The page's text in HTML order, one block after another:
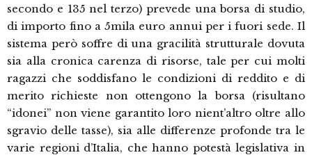
secondo e 135 nel terzo) prevede una borsa di studio,
di importo fino a 5mila euro annui per i fuori sede. Il
sistema però soffre di una gracilità strutturale dovuta
sia alla cronica carenza di risorse, tale per cui molti
ragazzi che soddisfano le condizioni di reddito e di
merito richieste non ottengono la borsa (risultano
“idonei” non viene garantito loro nient’altro oltre allo
sgravio delle tasse), sia alle differenze profonde tra le
varie regioni d’Italia, che hanno potestà legislativa in